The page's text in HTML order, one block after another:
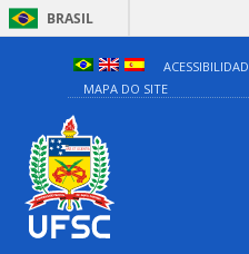
BRASIL
MAPA DO SITE